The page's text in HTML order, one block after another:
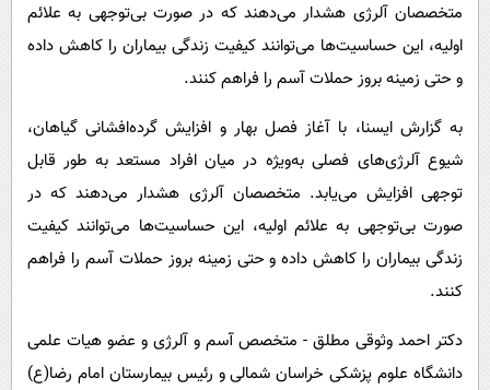
فناوری
گوناگون
محیط زیست
فرهنگی
بین الملل
حیات وحش
سیاست خارجی
روانشناسی
آشپزی
متخصصان آلرژی هشدار می‌دهند که در صورت بی‌توجهی به علائم
اولیه، این حساسیت‌ها می‌توانند کیفیت زندگی بیماران را کاهش داده
و حتی زمینه بروز حملات آسم را فراهم کنند.
به گزارش ایسنا، با آغاز فصل بهار و افزایش گرده‌افشانی گیاهان،
شیوع آلرژی‌های فصلی به‌ویژه در میان افراد مستعد به طور قابل
توجهی افزایش می‌یابد. متخصصان آلرژی هشدار می‌دهند که در
صورت بی‌توجهی به علائم اولیه، این حساسیت‌ها می‌توانند کیفیت
زندگی بیماران را کاهش داده و حتی زمینه بروز حملات آسم را فراهم
کنند.
دکتر احمد وثوقی مطلق - متخصص آسم و آلرژی و عضو هیات علمی
دانشگاه علوم پزشکی خراسان شمالی و رئیس بیمارستان امام رضا(ع)